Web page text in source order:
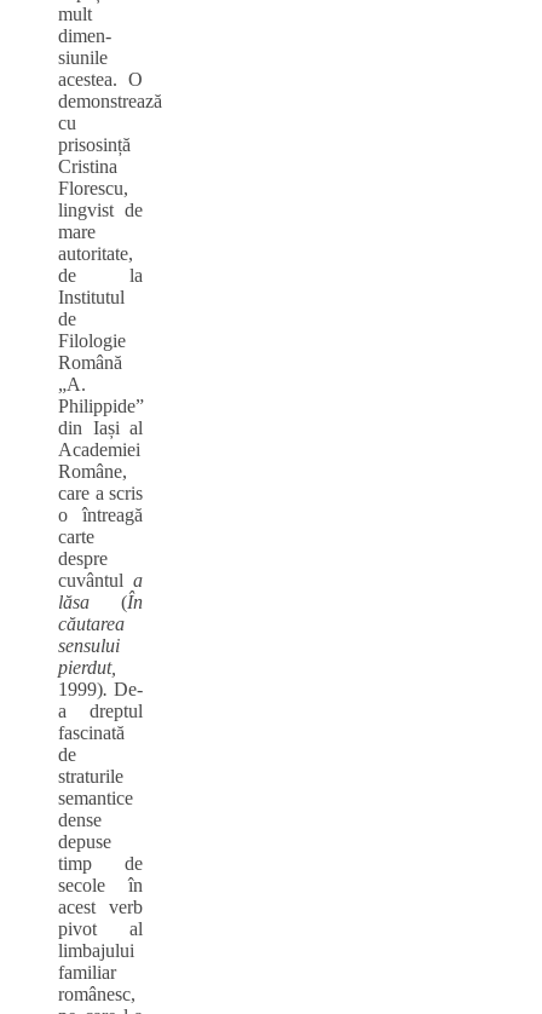
mult
dimen-
siunile
acestea. O
demonstrează
cu
prisosință
Cristina
Florescu,
lingvist de
mare
autoritate,
de la
Institutul
de
Filologie
Română
„A.
Philippide”
din Iași al
Academiei
Române,
care a scris
o întreagă
carte
despre
cuvântul a
lăsa (În
căutarea
sensului
pierdut,
1999). De-
a dreptul
fascinată
de
straturile
semantice
dense
depuse
timp de
secole în
acest verb
pivot al
limbajului
familiar
românesc,